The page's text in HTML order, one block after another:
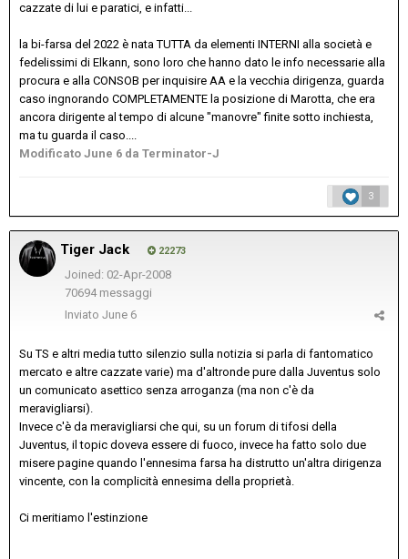
cazzate di lui e paratici, e infatti...
la bi-farsa del 2022 è nata TUTTA da elementi INTERNI alla società e
fedelissimi di Elkann, sono loro che hanno dato le info necessarie alla
procura e alla CONSOB per inquisire AA e la vecchia dirigenza, guarda
caso ingnorando COMPLETAMENTE la posizione di Marotta, che era
ancora dirigente al tempo di alcune "manovre" finite sotto inchiesta,
ma tu guarda il caso....
Modificato June 6 da Terminator-J
3
Tiger Jack 22273
Joined: 02-Apr-2008
70694 messaggi
Inviato June 6
Su TS e altri media tutto silenzio sulla notizia si parla di fantomatico
mercato e altre cazzate varie) ma d'altronde pure dalla Juventus solo
un comunicato asettico senza arroganza (ma non c'è da
meravigliarsi).
Invece c'è da meravigliarsi che qui, su un forum di tifosi della
Juventus, il topic doveva essere di fuoco, invece ha fatto solo due
misere pagine quando l'ennesima farsa ha distrutto un'altra dirigenza
vincente, con la complicità ennesima della proprietà.
Ci meritiamo l'estinzione